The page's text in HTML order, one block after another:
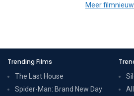
Meer
Trending Films
The Last House
Spider-Man: Brand New Day